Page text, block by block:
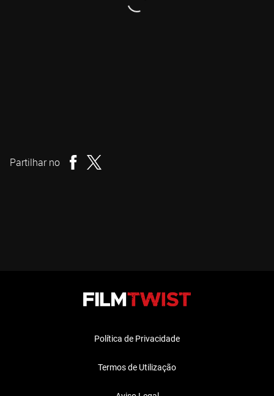
Partilhar no
Política de Privacidade
Termos de Utilização